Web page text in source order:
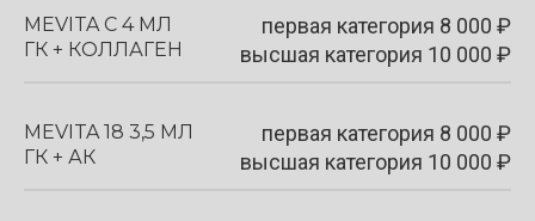
MEVITA C 4 МЛ
ГК + КОЛЛАГЕН
первая категория 8 000 ₽
высшая категория 10 000 ₽
MEVITA 18 3,5 МЛ
ГК + АК
первая категория 8 000 ₽
высшая категория 10 000 ₽